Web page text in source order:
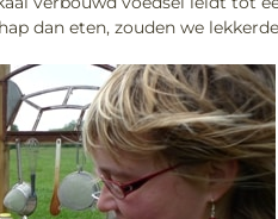
dan eten, zouden we